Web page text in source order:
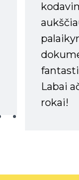
Labai
rokai!